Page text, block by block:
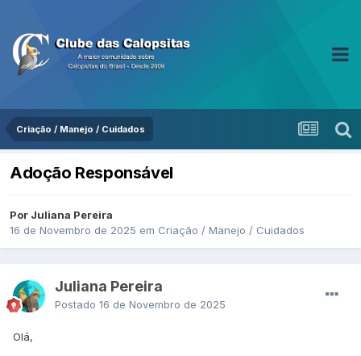
Criação / Manejo / Cuidados
Adoção Responsável
Por Juliana Pereira
16 de Novembro de 2025 em Criação / Manejo / Cuidados
Juliana Pereira
Postado 16 de Novembro de 2025
Olá,